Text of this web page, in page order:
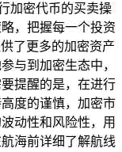
加密代币的买卖操
，把握每一个投资
了更多的加密资产
与到加密生态中，
提醒的是，在进行
度的谨慎，加密市
动性和风险性，用
海前详细了解航线